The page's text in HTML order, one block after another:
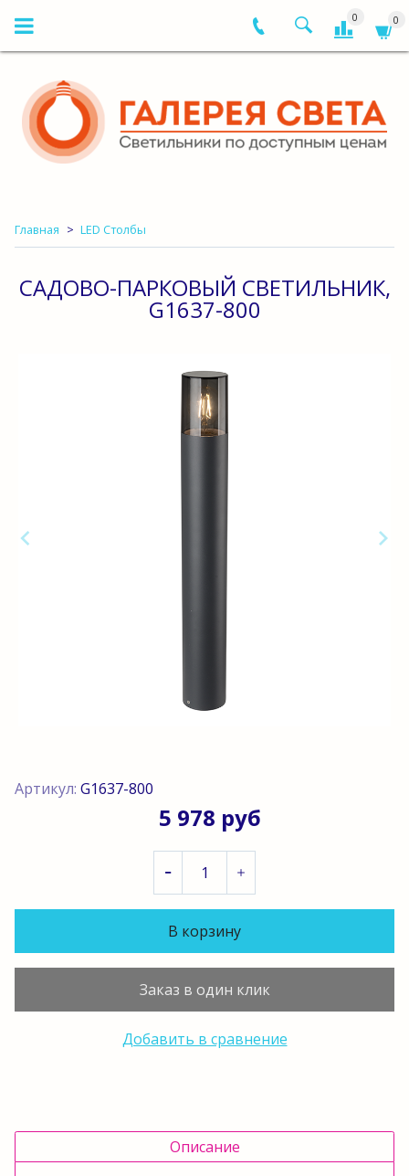
0 0
Главная LED Столбы
САДОВО-ПАРКОВЫЙ СВЕТИЛЬНИК,
G1637-800
Артикул: G1637-800
5 978 руб
В корзину
Заказ в один клик
Добавить в сравнение
Описание